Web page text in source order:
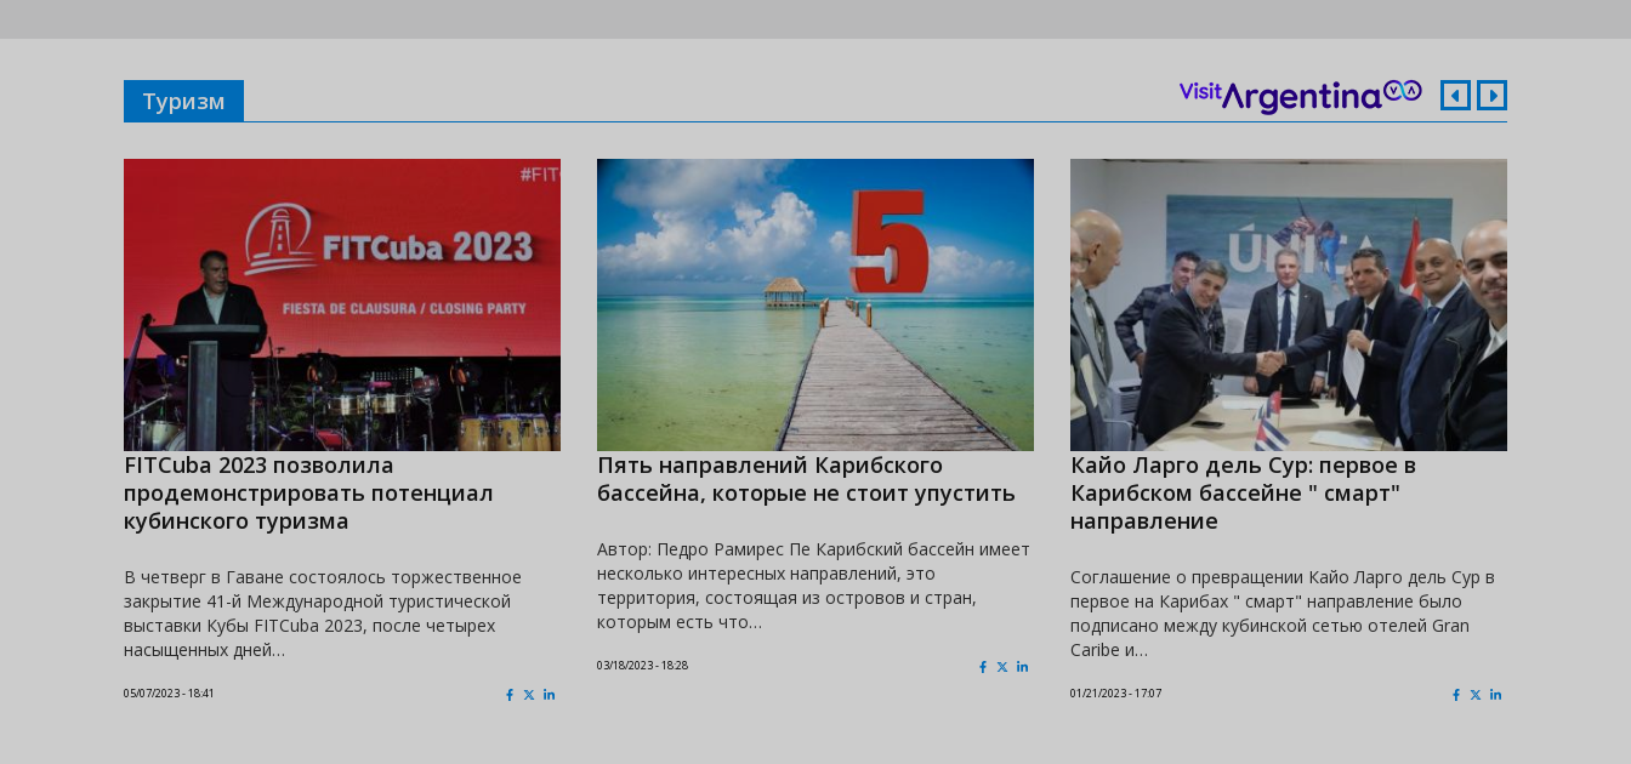
Туризм
FITCuba 2023 позволила
продемонстрировать потенциал
кубинского туризма
В четверг в Гаване состоялось торжественное
закрытие 41-й Международной туристической
выставки Кубы FITCuba 2023, после четырех
насыщенных дней…
05/07/2023 - 18:41
Пять направлений Карибского
бассейна, которые не стоит упустить
Автор: Педро Рамирес Пе Карибский бассейн имеет
несколько интересных направлений, это
территория, состоящая из островов и стран,
которым есть что…
03/18/2023 - 18:28
Кайо Ларго дель Сур: первое в
Карибском бассейне " смарт"
направление
Соглашение о превращении Кайо Ларго дель Сур в
первое на Карибах " смарт" направление было
подписано между кубинской сетью отелей Gran
Caribe и…
01/21/2023 - 17:07